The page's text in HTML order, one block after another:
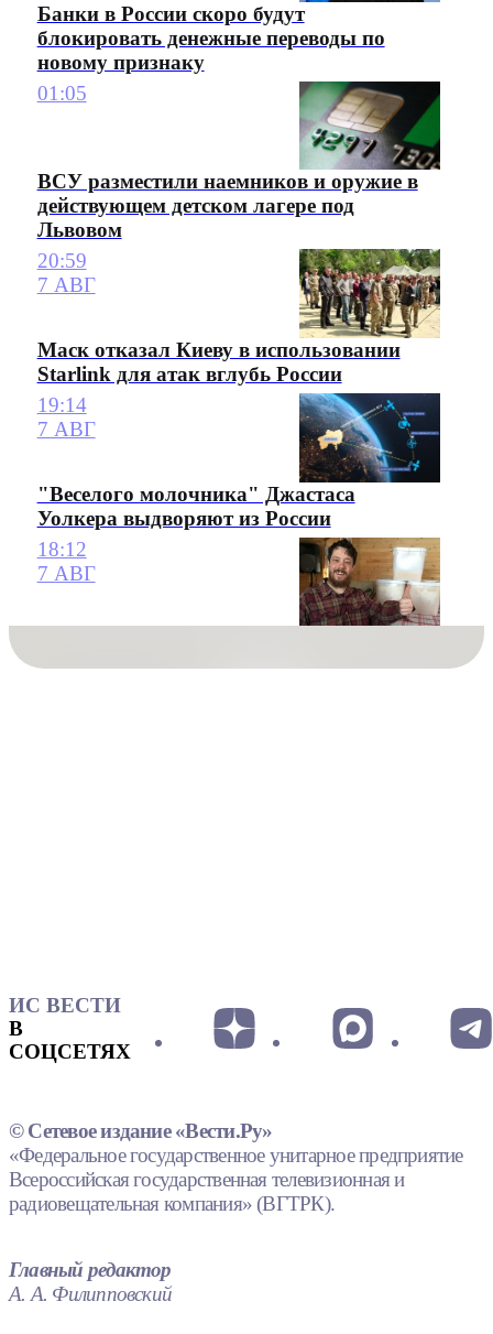
Банки в России скоро будут
блокировать денежные переводы по
новому признаку
01:05
ВСУ разместили наемников и оружие в
действующем детском лагере под
Львовом
20:59
7 АВГ
Маск отказал Киеву в использовании
Starlink для атак вглубь России
19:14
7 АВГ
"Веселого молочника" Джастаса
Уолкера выдворяют из России
18:12
7 АВГ
ИС ВЕСТИ
В
СОЦСЕТЯХ
© Сетевое издание «Вести.Ру»
«Федеральное государственное унитарное предприятие
Всероссийская государственная телевизионная и
радиовещательная компания» (ВГТРК).
Главный редактор
А. А. Филипповский